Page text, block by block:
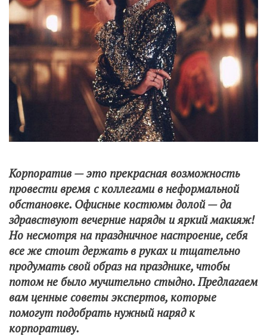
Корпоратив — это прекрасная возможность
провести время с коллегами в неформальной
обстановке. Офисные костюмы долой — да
здравствуют вечерние наряды и яркий макияж!
Но несмотря на праздничное настроение, себя
все же стоит держать в руках и тщательно
продумать свой образ на празднике, чтобы
потом не было мучительно стыдно. Предлагаем
вам ценные советы экспертов, которые
помогут подобрать нужный наряд к
корпоративу.